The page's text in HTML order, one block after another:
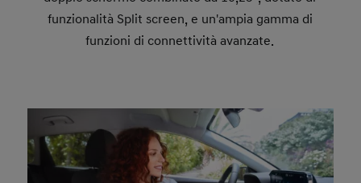
funzionalità Split screen, e un'ampia gamma di
funzioni di connettività avanzate.